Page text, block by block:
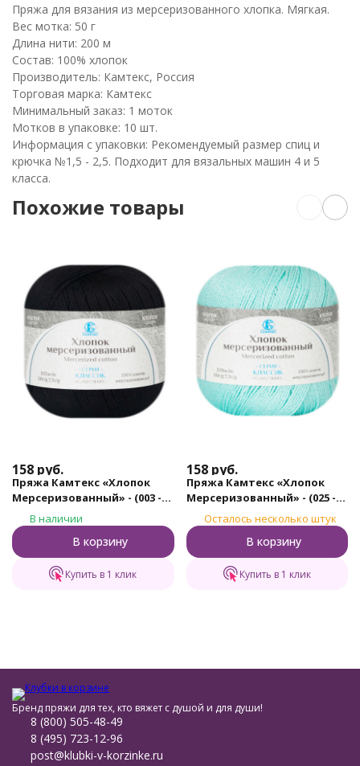
Пряжа для вязания из мерсеризованного хлопка. Мягкая.
Вес мотка: 50 г
Длина нити: 200 м
Состав: 100% хлопок
Производитель: Камтекс, Россия
Торговая марка: Камтекс
Минимальный заказ: 1 моток
Мотков в упаковке: 10 шт.
Информация с упаковки: Рекомендуемый размер спиц и
крючка №1,5 - 2,5. Подходит для вязальных машин 4 и 5
класса.
Похожие товары
158 руб.
Пряжа Камтекс «Хлопок
Мерсеризованный» - (003 -
Черный)
В наличии
В корзину
Купить в 1 клик
158 руб.
Пряжа Камтекс «Хлопок
Мерсеризованный» - (025 -
Мята)Осталось несколько штук
В корзину
Купить в 1 клик
Бренд пряжи для тех, кто вяжет с душой и для души!
8 (800) 505-48-49
8 (495) 723-12-96
post@klubki-v-korzinke.ru